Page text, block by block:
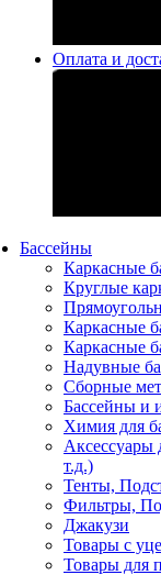
Оплата и
Бассейны
Каркасные
Круглые
Каркасные
Каркасные
Надувные
Сборные
Бассейны и
Химия для
Аксессуары
т.д.)
Тенты,
Фильтры,
Джакузи
Товары с
Товары для